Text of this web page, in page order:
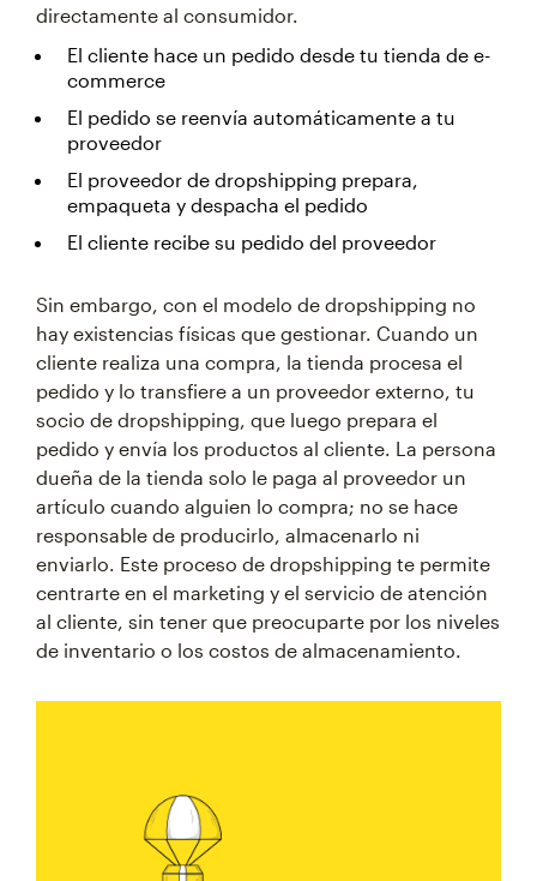
directamente al consumidor.
El cliente hace un pedido desde tu tienda de e-
commerce
El pedido se reenvía automáticamente a tu
proveedor
El proveedor de dropshipping prepara,
empaqueta y despacha el pedido
El cliente recibe su pedido del proveedor
Sin embargo, con el modelo de dropshipping no
hay existencias físicas que gestionar. Cuando un
cliente realiza una compra, la tienda procesa el
pedido y lo transfiere a un proveedor externo, tu
socio de dropshipping, que luego prepara el
pedido y envía los productos al cliente. La persona
dueña de la tienda solo le paga al proveedor un
artículo cuando alguien lo compra; no se hace
responsable de producirlo, almacenarlo ni
enviarlo. Este proceso de dropshipping te permite
centrarte en el marketing y el servicio de atención
al cliente, sin tener que preocuparte por los niveles
de inventario o los costos de almacenamiento.